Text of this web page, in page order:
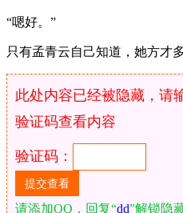
“嗯好。”
只有孟青云自己知道，她方才
此处内容已经被隐藏，请
验证码查看内容
验证码：
请添加QQ，回复“dd”解锁隐